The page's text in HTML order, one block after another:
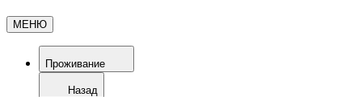
МЕНЮ
Проживание
Назад